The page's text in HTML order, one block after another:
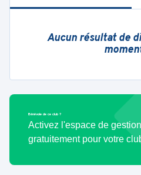
Aucun résultat de
Bénévole de ce club ?
Activez l'espace de gestion
gratuitement pour votre